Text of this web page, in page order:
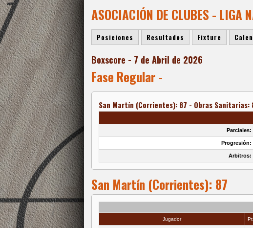
ASOCIACIÓN DE CLUBES -
Posiciones Resultados Fixture
Boxscore - 7 de Abril de 2026
Fase Regular -
San Martín (Corrientes): 87 - Obras Sanitarias:
Parciales:
Progresión:
Arbitros:
San Martín (Corrientes): 87
Jugador